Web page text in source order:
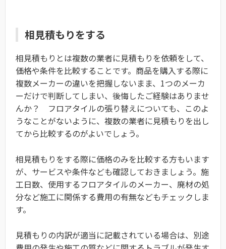
相見積もりをする
相見積もりとは複数の業者に見積もりを依頼をして、
価格や条件を比較することです。商品を購入する際に
複数メーカーの違いを把握しないまま、1つのメーカ
ーだけで判断してしまい、後悔したご経験はありませ
んか？ フロアタイルの張り替えについても、このよ
うなことがないように、複数の業者に見積もりを出し
てから比較するのがよいでしょう。
相見積もりをする際に価格のみを比較する方もいます
が、サービスや条件なども確認しておきましょう。施
工日数、使用するフロアタイルのメーカー、廃材の処
分など施工に関係する費用の有無などもチェックしま
す。
見積もりの内訳が適当に記載されている場合は、別途